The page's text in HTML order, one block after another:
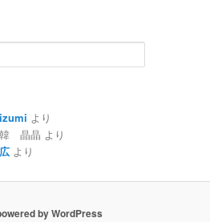
izumi より
韓 晶晶 より
より
by WordPress